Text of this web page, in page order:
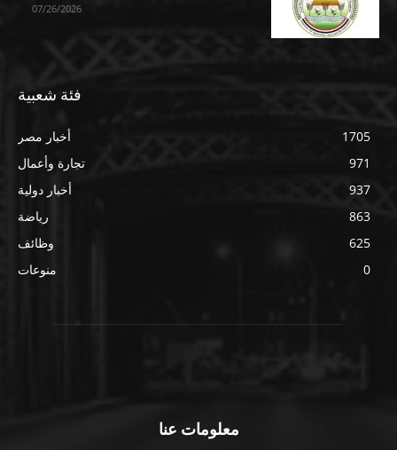
07/26/2026
فئة شعبية
أخبار مصر
1705
تجارة وأعمال
971
أخبار دولية
937
رياضة
863
وظائف
625
منوعات
0
معلومات عنا